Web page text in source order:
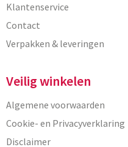
Klantenservice
Contact
Verpakken & leveringen
Veilig winkelen
Algemene voorwaarden
Cookie- en Privacyverklaring
Disclaimer